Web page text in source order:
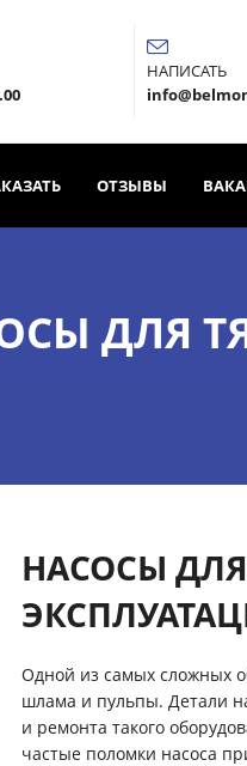
НАПИСАТЬ
ОТЗЫВЫ
ДЛЯ
НАСОСЫ
Одной из самых сложных
шлама и пульпы. Детали
и ремонта такого
частые поломки насоса